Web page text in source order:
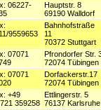
06227-
Hauptstr. 8
69190 Walldorf
9559653
Bahnhofstraße
11
70372 Stuttgart
07071
Pfrondorfer Str.
72074 Tübingen
07071
Dorfackerstr.17
72074 Tübingen
+49
359258
Ettlingerstr. 5
76137 Karlsruhe